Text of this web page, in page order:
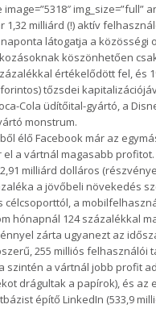
img_size=”full”
1,32 milliárd (!) aktív
látogatja a közösségi
köszönhetően
értékelődött fel, és
tőzsdei
Cola üdítőital-gyártó, a
monstrum.
élő Facebook már az
a vártnál magasabb profitot.
milliárd dolláros
a jövőbeli növekedés
célcsoporttól, a
hónapnál 124 százalékkal
zárta ugyanezt az
255 milliós felhasználói
szintén a vártnál jobb profit
drágultak a papírok), és az
építő LinkedIn (533,9